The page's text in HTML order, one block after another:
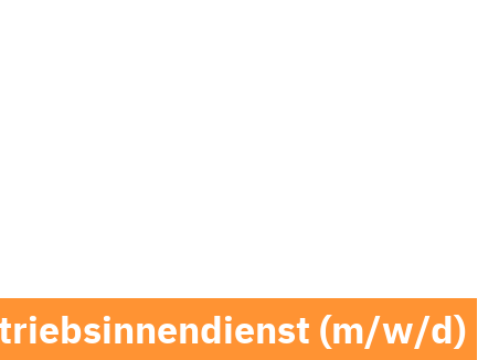
(m/w/d)